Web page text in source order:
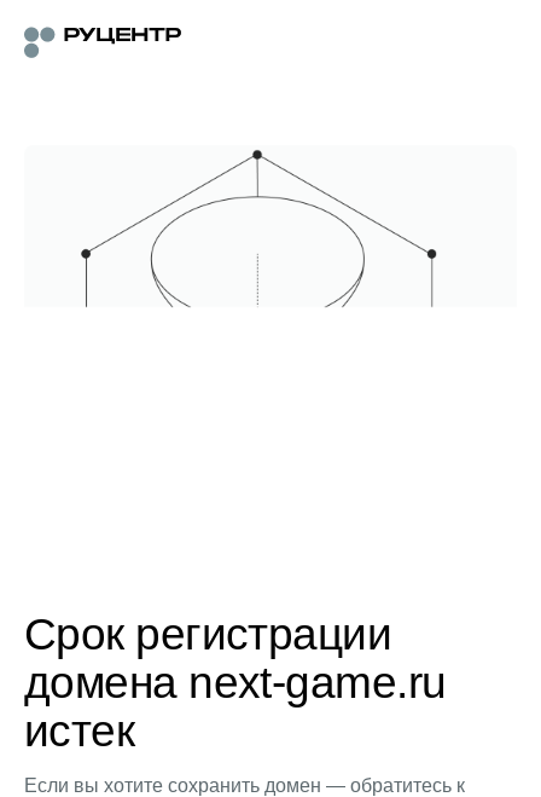
Срок регистрации
домена next-game.ru
истек
Если вы хотите сохранить домен — обратитесь к